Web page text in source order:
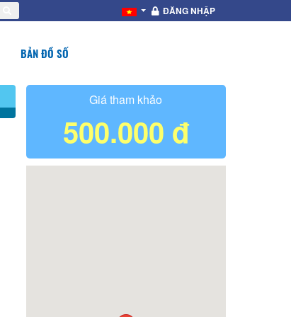
ĐĂNG NHẬP
BẢN ĐỒ SỐ
Giá tham khảo
500.000 đ